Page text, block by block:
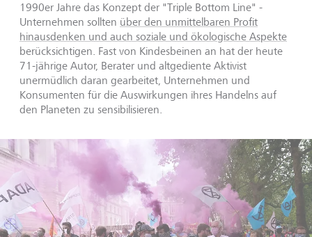
1990er Jahre das Konzept der "Triple Bottom Line" -
Unternehmen sollten über den unmittelbaren Profit
hinausdenken und auch soziale und ökologische Aspekte
berücksichtigen. Fast von Kindesbeinen an hat der heute
71-jährige Autor, Berater und altgediente Aktivist
unermüdlich daran gearbeitet, Unternehmen und
Konsumenten für die Auswirkungen ihres Handelns auf
den Planeten zu sensibilisieren.